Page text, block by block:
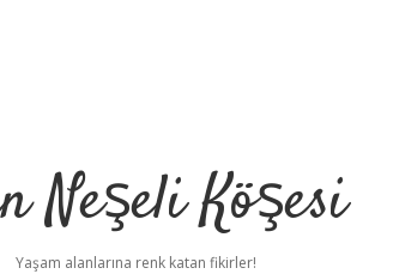
Neşeli Köşesi
Yaşam alanlarına renk katan fikirler!